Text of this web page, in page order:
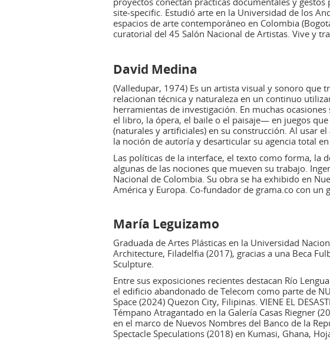
site-specific. Estudió arte en la Universidad de los
espacios de arte contemporáneo en Colombia
curatorial del 45 Salón Nacional de Artistas. Vive y
David Medina
(Valledupar, 1974) Es un artista visual y sonoro que
relacionan técnica y naturaleza en un continuo
herramientas de investigación. En muchas
el libro, la ópera, el baile o el paisaje— en juegos
(naturales y artificiales) en su construcción. Al usar
la noción de autoría y desarticular su agencia total
Las políticas de la interface, el texto como forma, la
algunas de las nociones que mueven su trabajo.
Nacional de Colombia. Su obra se ha exhibido en
América y Europa. Co-fundador de grama.co con un
María Leguizamo
Graduada de Artes Plásticas en la Universidad
Architecture, Filadelfia (2017), gracias a una Beca
Sculpture.
Entre sus exposiciones recientes destacan Río
el edificio abandonado de Telecom como parte de
Space (2024) Quezon City, Filipinas. VIENE EL
Témpano Atragantado en la Galería Casas Riegner
en el marco de Nuevos Nombres del Banco de la
Spectacle Speculations (2018) en Kumasi, Ghana,